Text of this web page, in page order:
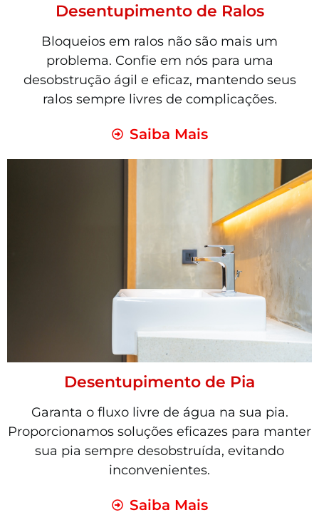
Desentupimento de Ralos
Bloqueios em ralos não são mais um
problema. Confie em nós para uma
desobstrução ágil e eficaz, mantendo seus
ralos sempre livres de complicações.
Saiba Mais
Desentupimento de Pia
Garanta o fluxo livre de água na sua pia.
Proporcionamos soluções eficazes para manter
sua pia sempre desobstruída, evitando
inconvenientes.
Saiba Mais